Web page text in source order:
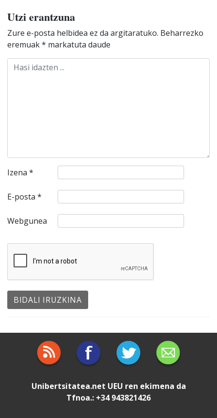
Utzi erantzuna
Zure e-posta helbidea ez da argitaratuko. Beharrezko
eremuak* markatuta daude
Izena *
E-posta *
Webgunea
Unibertsitatea.net UEU ren ekimena da
Tfnoa.: +34 943821426